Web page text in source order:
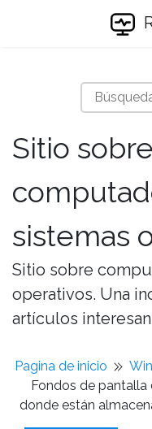
Sitio sobre
sistemas
Sitio sobre
operativos. Una
artículos
Pagina de inicio
Fondos de pantalla
donde están